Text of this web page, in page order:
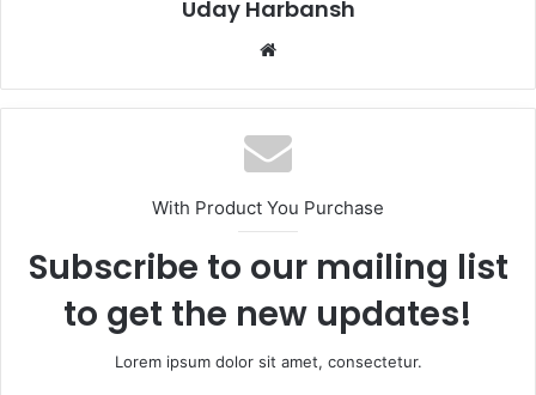
Uday Harbansh
Website
With Product You Purchase
Subscribe to our mailing list
to get the new updates!
Lorem ipsum dolor sit amet, consectetur.